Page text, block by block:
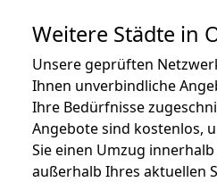
Weitere Städte in
Unsere geprüften
Ihnen unverbindliche
Ihre Bedürfnisse
Angebote sind kostenlos,
Sie einen Umzug
außerhalb Ihres aktuellen